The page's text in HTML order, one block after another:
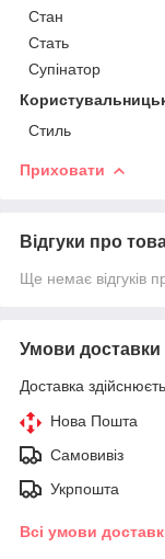
Стан
Стать
Супінатор
Стиль
Приховати
Відгуки про
Ще немає відгуків
Умови доставки
Доставка
Нова Пошта
Самовивіз
Укрпошта
Всі умови